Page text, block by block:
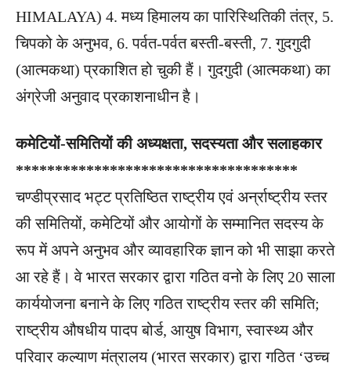
HIMALAYA) 4. मध्य हिमालय का पारिस्थितिकी तंत्र, 5.
चिपको के अनुभव, 6. पर्वत-पर्वत बस्ती-बस्ती, 7. गुदगुदी
(आत्मकथा) प्रकाशित हो चुकी हैं। गुदगुदी (आत्मकथा) का
अंग्रेजी अनुवाद प्रकाशनाधीन है।
कमेटियों-समितियों की अध्यक्षता, सदस्यता और सलाहकार
************************************
चण्डीप्रसाद भट्ट प्रतिष्ठित राष्ट्रीय एवं अर्न्राष्ट्रीय स्तर
की समितियों, कमेटियों और आयोगों के सम्मानित सदस्य के
रूप में अपने अनुभव और व्यावहारिक ज्ञान को भी साझा करते
आ रहे हैं। वे भारत सरकार द्वारा गठित वनो के लिए 20 साला
कार्ययोजना बनाने के लिए गठित राष्ट्रीय स्तर की समिति;
राष्ट्रीय औषधीय पादप बोर्ड, आयुष विभाग, स्वास्थ्य और
परिवार कल्याण मंत्रालय (भारत सरकार) द्वारा गठित ‘उच्च